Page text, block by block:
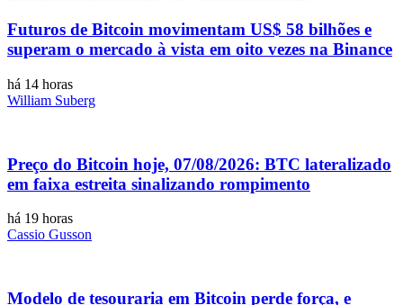
Futuros de Bitcoin movimentam US$ 58 bilhões e
superam o mercado à vista em oito vezes na Binance
há 14 horas
William Suberg
Preço do Bitcoin hoje, 07/08/2026: BTC lateralizado
em faixa estreita sinalizando rompimento
há 19 horas
Cassio Gusson
Modelo de tesouraria em Bitcoin perde força, e